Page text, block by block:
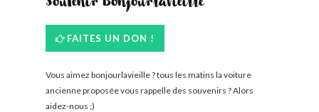
Soutenir Bonjourlavieille
FAITES UN DON !
Vous aimez bonjourlavieille ? tous les matins la voiture
ancienne proposée vous rappelle des souvenirs ? Alors
aidez-nous ;)